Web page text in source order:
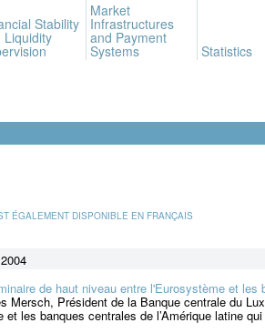
Stability
Liquidity
Market
Infrastructures
and Payment
Systems Statistics
ÉGALEMENT DISPONIBLE EN FRANÇAIS
de haut niveau entre l'Eurosystème et
Mersch, Président de la Banque centrale du
et les banques centrales de l’Amérique latine